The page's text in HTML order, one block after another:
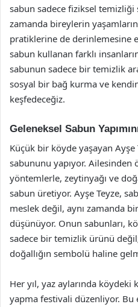
sabun sadece fiziksel temizliği
zamanda bireylerin
pratiklerine de derinlemesine
sabun kullanan farklı
sabunun sadece bir temizlik
sosyal bir bağ kurma ve
keşfedeceğiz.
Geleneksel Sabun
Küçük bir köyde yaşayan Ayşe
sabununu yapıyor. Ailesinden
yöntemlerle, zeytinyağı ve
sabun üretiyor. Ayşe Teyze,
meslek değil, aynı zamanda
düşünüyor. Onun sabunları,
sadece bir temizlik ürünü
doğallığın sembolü haline
Her yıl, yaz aylarında köydeki
yapma festivali düzenliyor. Bu